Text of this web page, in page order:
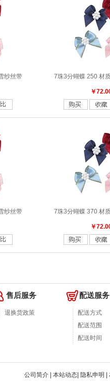
纱丝带 7珠3分蝴蝶 250 材
￥
纱丝带 7珠3分蝴蝶 370 材
￥
售后服务
退换货政策
配送服务
配送方式
配送范围
配送时间
公司简介 本站动态 隐私申明